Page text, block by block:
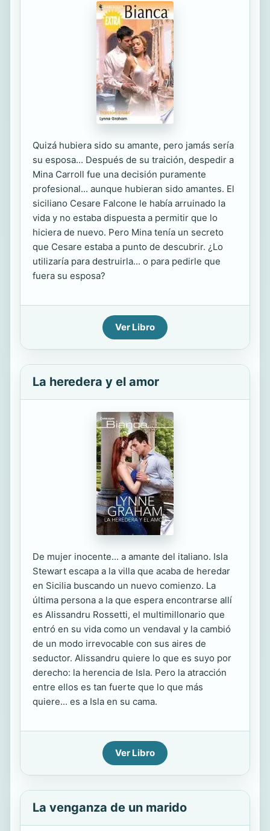
Quizá hubiera sido su amante, pero jamás sería
su esposa... Después de su traición, despedir a
Mina Carroll fue una decisión puramente
profesional... aunque hubieran sido amantes. El
siciliano Cesare Falcone le había arruinado la
vida y no estaba dispuesta a permitir que lo
hiciera de nuevo. Pero Mina tenía un secreto
que Cesare estaba a punto de descubrir. ¿Lo
utilizaría para destruirla... o para pedirle que
fuera su esposa?
Ver Libro
La heredera y el amor
De mujer inocente... a amante del italiano. Isla
Stewart escapa a la villa que acaba de heredar
en Sicilia buscando un nuevo comienzo. La
última persona a la que espera encontrarse allí
es Alissandru Rossetti, el multimillonario que
entró en su vida como un vendaval y la cambió
de un modo irrevocable con sus aires de
seductor. Alissandru quiere lo que es suyo por
derecho: la herencia de Isla. Pero la atracción
entre ellos es tan fuerte que lo que más
quiere... es a Isla en su cama.
Ver Libro
La venganza de un marido